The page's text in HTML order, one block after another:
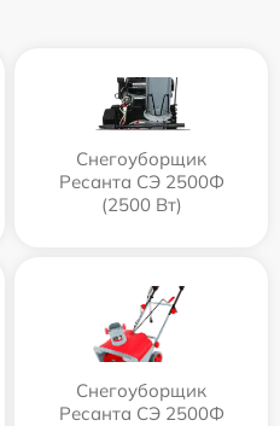
Снегоуборщик
Ресанта СЭ 2500Ф
(2500 Вт)
Снегоуборщик
Ресанта СЭ 2500Ф